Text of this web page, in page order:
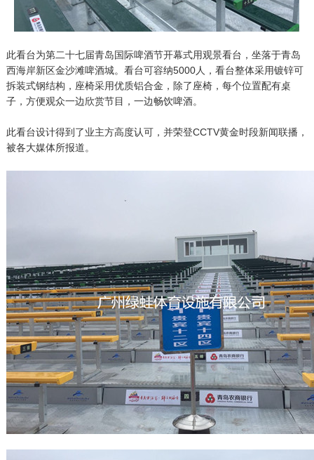
此看台为第二十七届青岛国际啤酒节开幕式用观景看台，坐落于青岛
西海岸新区金沙滩啤酒城。看台可容纳5000人，看台整体采用镀锌可
拆装式钢结构，座椅采用优质铝合金，除了座椅，每个位置配有桌
子，方便观众一边欣赏节目，一边畅饮啤酒。
此看台设计得到了业主方高度认可，并荣登CCTV黄金时段新闻联播，
被各大媒体所报道。